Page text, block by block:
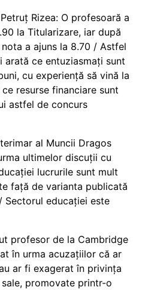
Rizea: O profesoară a
la Titularizare, iar după
a ajuns la 8.70 / Astfel
arată ce entuziasmați sunt
cu experiență să vină la
resurse financiare sunt
astfel de concurs
al Muncii Dragos
ultimelor discuții cu
lucrurile sunt mult
față de varianta publicată
Sectorul educației este
profesor de la Cambridge
în urma acuzațiilor că ar
ar fi exagerat în privința
promovate printr-o